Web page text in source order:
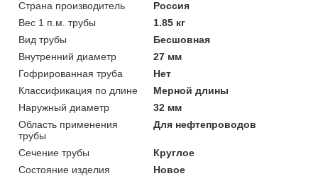
Страна производитель
Россия
Вес 1 п.м. трубы
1.85 кг
Вид трубы
Бесшовная
Внутренний диаметр
27 мм
Гофрированная труба
Нет
Классификация по длине
Мерной длины
Наружный диаметр
32 мм
Область применения
трубы
Для нефтепроводов
Сечение трубы
Круглое
Состояние изделия
Новое